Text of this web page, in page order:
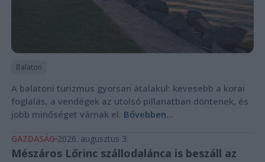
Balaton
A balatoni turizmus gyorsan átalakul: kevesebb a korai
foglalás, a vendégek az utolsó pillanatban döntenek, és
jobb minőséget várnak el. Bővebben...
GAZDASÁG 2026. augusztus 3.
Mészáros Lőrinc szállodalánca is beszáll az